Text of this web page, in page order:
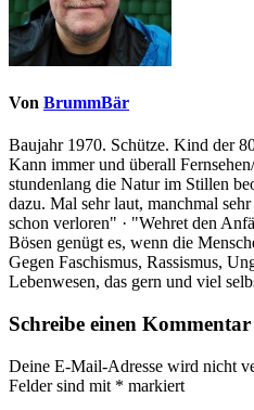
Von BrummBär
Baujahr 1970. Schütze. Kind der
Kann immer und überall
stundenlang die Natur im Stillen
dazu. Mal sehr laut, manchmal
schon verloren" · "Wehret den
Bösen genügt es, wenn die
Gegen Faschismus, Rassismus,
Lebenwesen, das gern und viel
Schreibe einen Kommentar
Deine E-Mail-Adresse wird nicht
Felder sind mit * markiert